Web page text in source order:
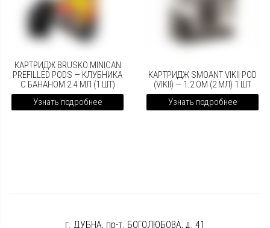
КАРТРИДЖ BRUSKO MINICAN
PREFILLED PODS — КЛУБНИКА
С БАНАНОМ 2.4 МЛ (1 ШТ)
Узнать подробнее
КАРТРИДЖ SMOANT VIKII POD
(VIKII) — 1.2 ОМ (2 МЛ) 1 ШТ
Узнать подробнее
г. ДУБНА, пр-т. БОГОЛЮБОВА, д. 41